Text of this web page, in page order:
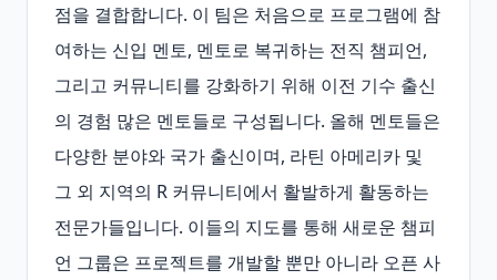
점을 결합합니다. 이 팀은 처음으로 프로그램에 참
여하는 신입 멘토, 멘토로 복귀하는 전직 챔피언,
그리고 커뮤니티를 강화하기 위해 이전 기수 출신
의 경험 많은 멘토들로 구성됩니다. 올해 멘토들은
다양한 분야와 국가 출신이며, 라틴 아메리카 및
그 외 지역의 R 커뮤니티에서 활발하게 활동하는
전문가들입니다. 이들의 지도를 통해 새로운 챔피
언 그룹은 프로젝트를 개발할 뿐만 아니라 오픈 사